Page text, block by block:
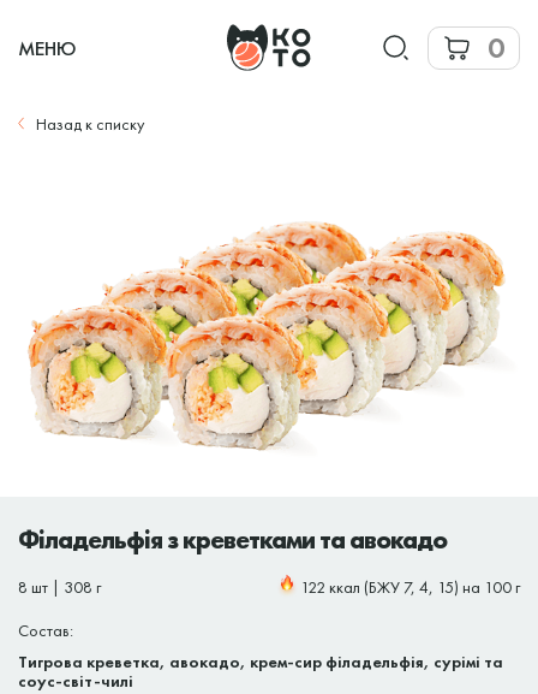
МЕНЮ 0
Назад к списку
Філадельфія з креветками та авокадо
8 шт | 308 г 122 ккал (БЖУ 7, 4, 15) на 100 г
Состав:
Тигрова креветка, авокадо, крем-сир філадельфія, сурімі та
соус-світ-чилі